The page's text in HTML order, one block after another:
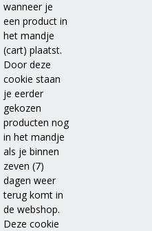
wanneer je
een product in
het mandje
(cart) plaatst.
Door deze
cookie staan
je eerder
gekozen
producten nog
in het mandje
als je binnen
zeven (7)
dagen weer
terug komt in
de webshop.
Deze cookie